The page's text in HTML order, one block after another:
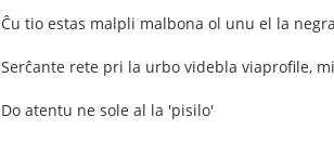
Ĉu tio estas malpli malbona ol unu el la
Serĉante rete pri la urbo videbla viaprofile,
Do atentu ne sole al la 'pisilo'